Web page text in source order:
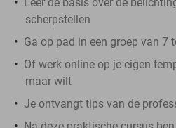
scherpstellen
Ga op pad in een groep van 7
Of werk online op je eigen
maar wilt
Je ontvangt tips van de